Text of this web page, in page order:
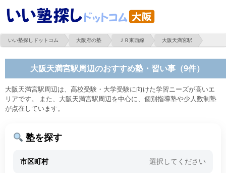
いい塾探しドットコム 大阪府の塾 ＪＲ東西線 大阪天満宮駅
大阪天満宮駅周辺のおすすめ塾・習い事（9件）
大阪天満宮駅周辺は、高校受験・大学受験に向けた学習ニーズが高いエ
リアです。 また、大阪天満宮駅周辺を中心に、個別指導塾や少人数制塾
が点在しています。
塾を探す
市区町村 選択してください